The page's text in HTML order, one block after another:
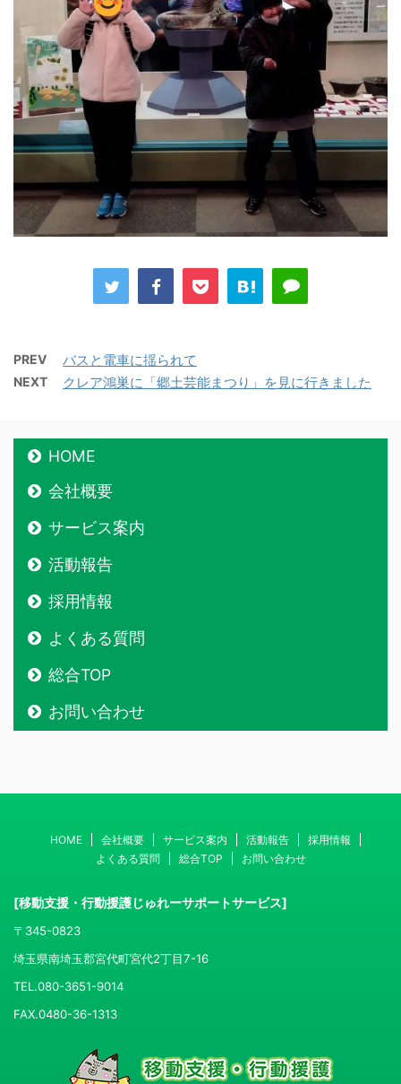
PREV バスと電車に揺られて
NEXT クレア鴻巣に「郷土芸能まつり」を見に行きました
HOME
会社概要
サービス案内
活動報告
採用情報
よくある質問
総合TOP
お問い合わせ
HOME 会社概要 サービス案内 活動報告
採用情報
よくある質問
総合TOP お問い合わせ
[移動支援・行動援護じゅれーサポートサービス]
〒345-0823
埼玉県南埼玉郡宮代町宮代2丁目7-16
TEL.080-3651-9014
FAX.0480-36-1313